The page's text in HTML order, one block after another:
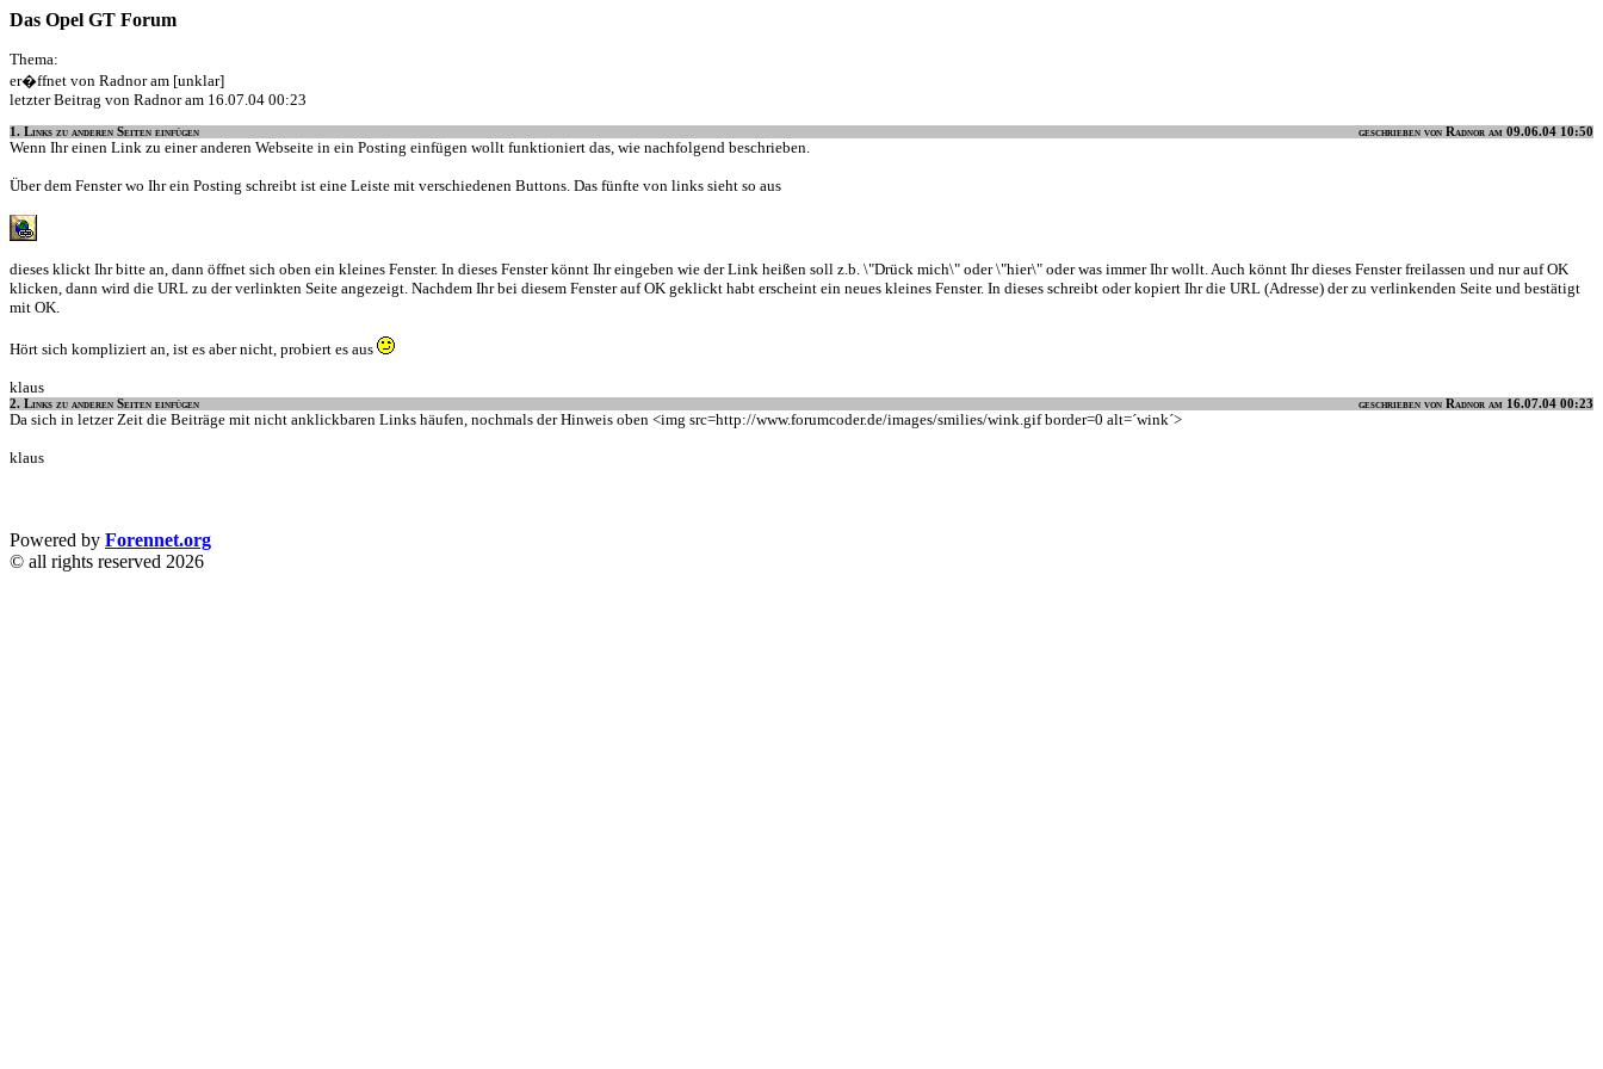
Das Opel GT Forum
Thema:
er�ffnet von Radnor am [unklar]
letzter Beitrag von Radnor am 16.07.04 00:23
1. Links zu anderen Seiten einfügen geschrieben von Radnor am 09.06.04 10:50
Wenn Ihr einen Link zu einer anderen Webseite in ein Posting einfügen wollt funktioniert das, wie nachfolgend beschrieben.
Über dem Fenster wo Ihr ein Posting schreibt ist eine Leiste mit verschiedenen Buttons. Das fünfte von links sieht so aus
dieses klickt Ihr bitte an, dann öffnet sich oben ein kleines Fenster. In dieses Fenster könnt Ihr eingeben wie der Link heißen soll z.b. \"Drück mich\" oder \"hier\" oder was immer Ihr wollt. Auch könnt Ihr dieses Fenster freilassen und nur auf OK
klicken, dann wird die URL zu der verlinkten Seite angezeigt. Nachdem Ihr bei diesem Fenster auf OK geklickt habt erscheint ein neues kleines Fenster. In dieses schreibt oder kopiert Ihr die URL (Adresse) der zu verlinkenden Seite und bestätigt
mit OK.
Hört sich kompliziert an, ist es aber nicht, probiert es aus
klaus
2. Links zu anderen Seiten einfügen geschrieben von Radnor am 16.07.04 00:23
Da sich in letzer Zeit die Beiträge mit nicht anklickbaren Links häufen, nochmals der Hinweis oben <img src=http://www.forumcoder.de/images/smilies/wink.gif border=0 alt=´wink´>
klaus
Powered by Forennet.org
© all rights reserved 2026